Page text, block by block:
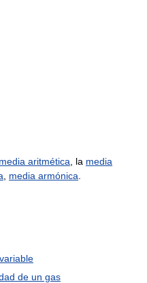
media aritmética , la media
media armónica
de un gas